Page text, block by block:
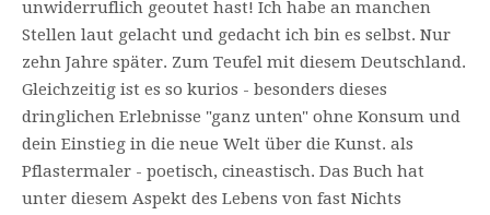
unwiderruflich geoutet hast! Ich habe an manchen
Stellen laut gelacht und gedacht ich bin es selbst. Nur
zehn Jahre später. Zum Teufel mit diesem Deutschland.
Gleichzeitig ist es so kurios - besonders dieses
dringlichen Erlebnisse "ganz unten" ohne Konsum und
dein Einstieg in die neue Welt über die Kunst. als
Pflastermaler - poetisch, cineastisch. Das Buch hat
unter diesem Aspekt des Lebens von fast Nichts